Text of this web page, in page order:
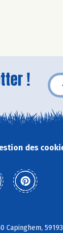
!
des